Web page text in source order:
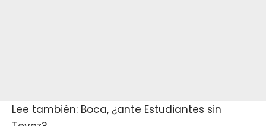
Lee también: Boca, ¿ante Estudiantes sin